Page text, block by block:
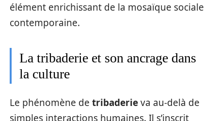
élément enrichissant de la mosaïque sociale
contemporaine.
La tribaderie et son ancrage dans
la culture
Le phénomène de tribaderieva au-delà de
simples interactions humaines. Il s’inscrit